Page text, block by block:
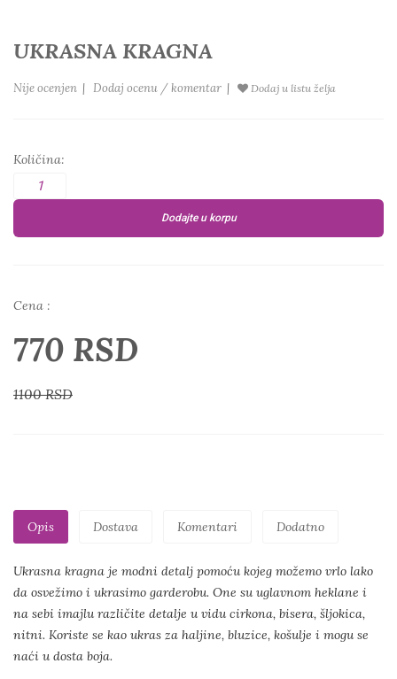
UKRASNA KRAGNA
Nije ocenjen | Dodaj ocenu / komentar | Dodaj u listu želja
Količina:
Dodajte u korpu
Cena :
770 RSD
1100 RSD
Opis Dostava Komentari Dodatno
Ukrasna kragna je modni detalj pomoću kojeg možemo vrlo lako
da osvežimo i ukrasimo garderobu. One su uglavnom heklane i
na sebi imajlu različite detalje u vidu cirkona, bisera, šljokica,
nitni. Koriste se kao ukras za haljine, bluzice, košulje i mogu se
naći u dosta boja.